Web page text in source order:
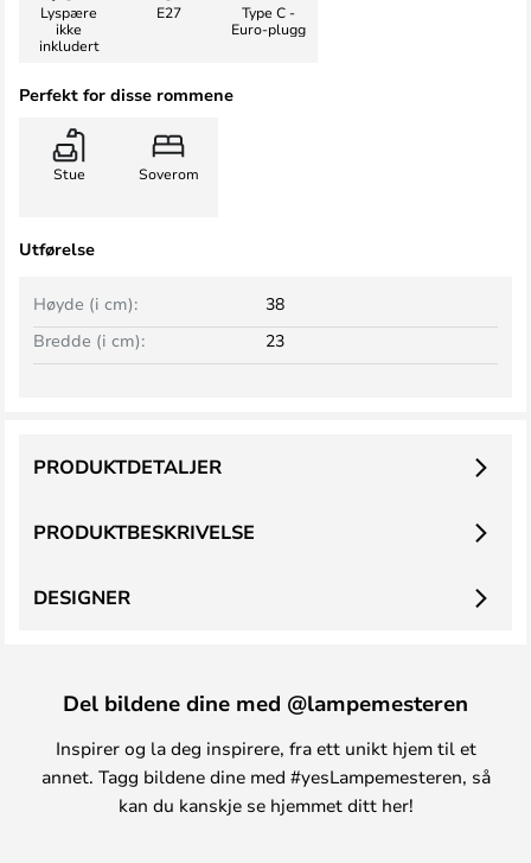
Lyspære
ikke
inkludert
E27
Type C -
Euro-plugg
Perfekt for disse rommene
Stue Soverom
Utførelse
Bredde (i cm): 23
Høyde (i cm): 38
PRODUKTBESKRIVELSE
PRODUKTDETALJER
DESIGNER
Del bildene dine med @lampemesteren
Inspirer og la deg inspirere, fra ett unikt hjem til et
annet. Tagg bildene dine med #yesLampemesteren, så
kan du kanskje se hjemmet ditt her!